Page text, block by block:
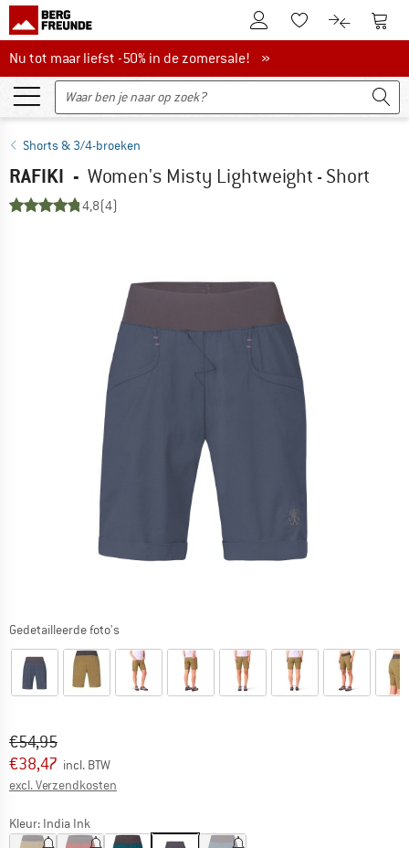
De klantenaccount
Naar deNaar de
Nu tot maar liefst -50% in de zomersale!
Nu tot maar liefst -50% in de zomersale! »
Shorts & 3/4-broeken
RAFIKI - Women's Misty Lightweight - Short
4,8(4)
Gedetailleerde foto's
Oorspronkelijke prijs :
€54,95
Prijs:
€38,47 incl. BTW
excl. Verzendkosten
Kleur: India Ink